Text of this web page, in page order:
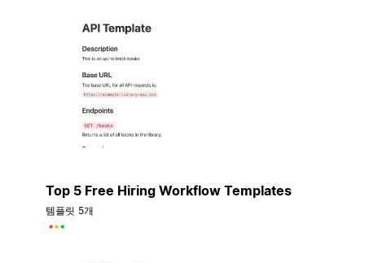
Top 5 Free Hiring Workflow Templates
템플릿 5개